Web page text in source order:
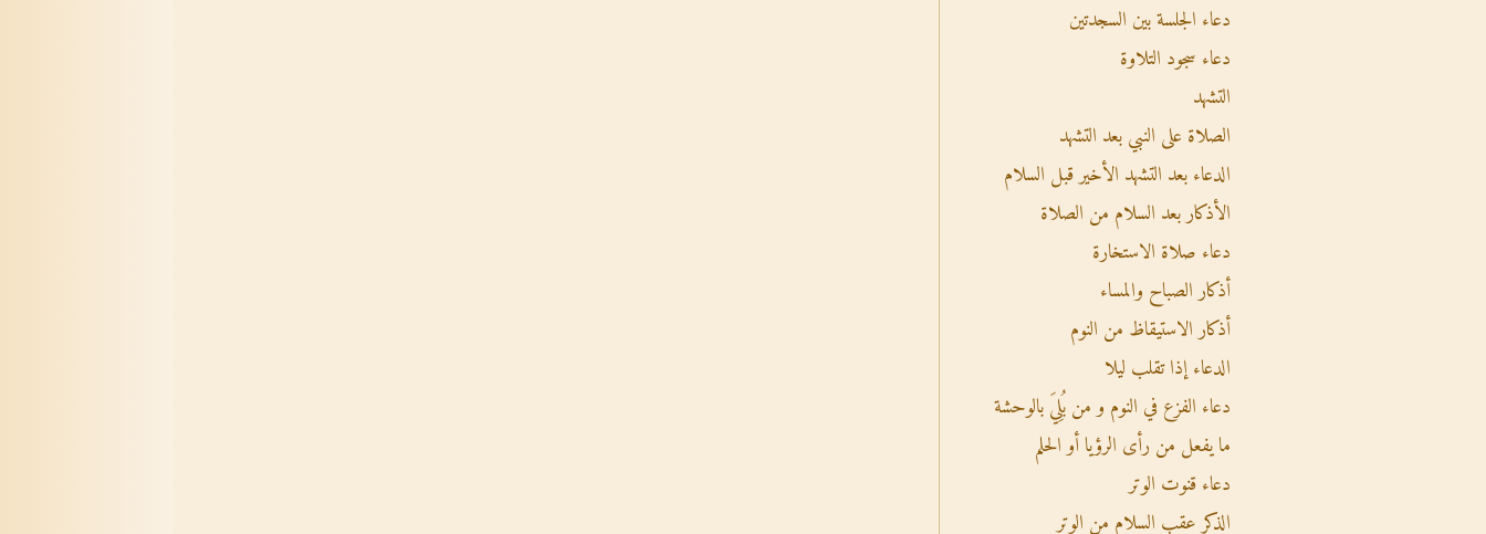
دعاء الجلسة بين السجدتين
دعاء سجود التلاوة
التشهد
الصلاة على النبي بعد التشهد
الدعاء بعد التشهد الأخير قبل السلام
الأذكار بعد السلام من الصلاة
دعاء صلاة الاستخارة
أذكار الصباح والمساء
أذكار الاستيقاظ من النوم
الدعاء إذا تقلب ليلا
دعاء الفزع في النوم و من بُلِيَ بالوحشة
ما يفعل من رأى الرؤيا أو الحلم
دعاء قنوت الوتر
الذكر عقب السلام من الوتر